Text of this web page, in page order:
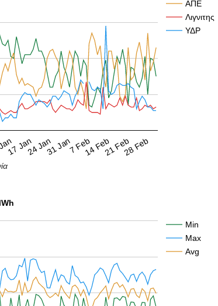
ΑΠΕ
Λιγνιτης
ΥΔΡ
17 Jan24 Jan31 Jan7 Feb14 Feb21 Feb28 Feb
Min
Max
Avg